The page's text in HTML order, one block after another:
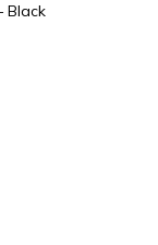
Black